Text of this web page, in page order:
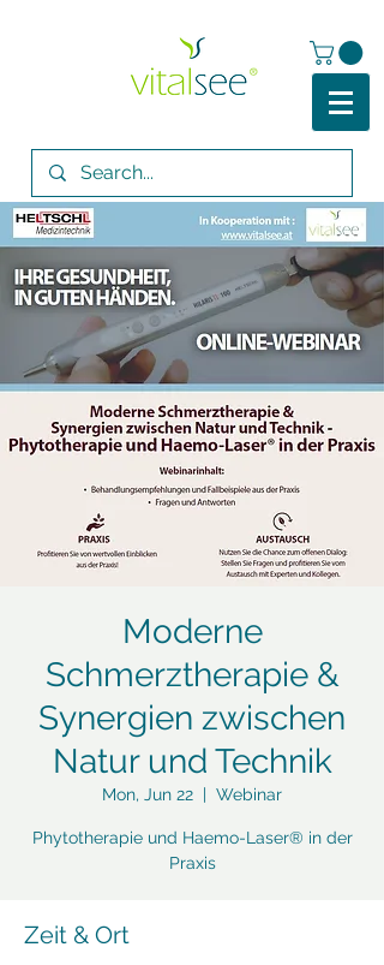
Moderne
Schmerztherapie &
Synergien zwischen
Natur und Technik
Mon, Jun 22
  |
Webinar
Phytotherapie und Haemo-Laser® in der
Praxis
Zeit & Ort